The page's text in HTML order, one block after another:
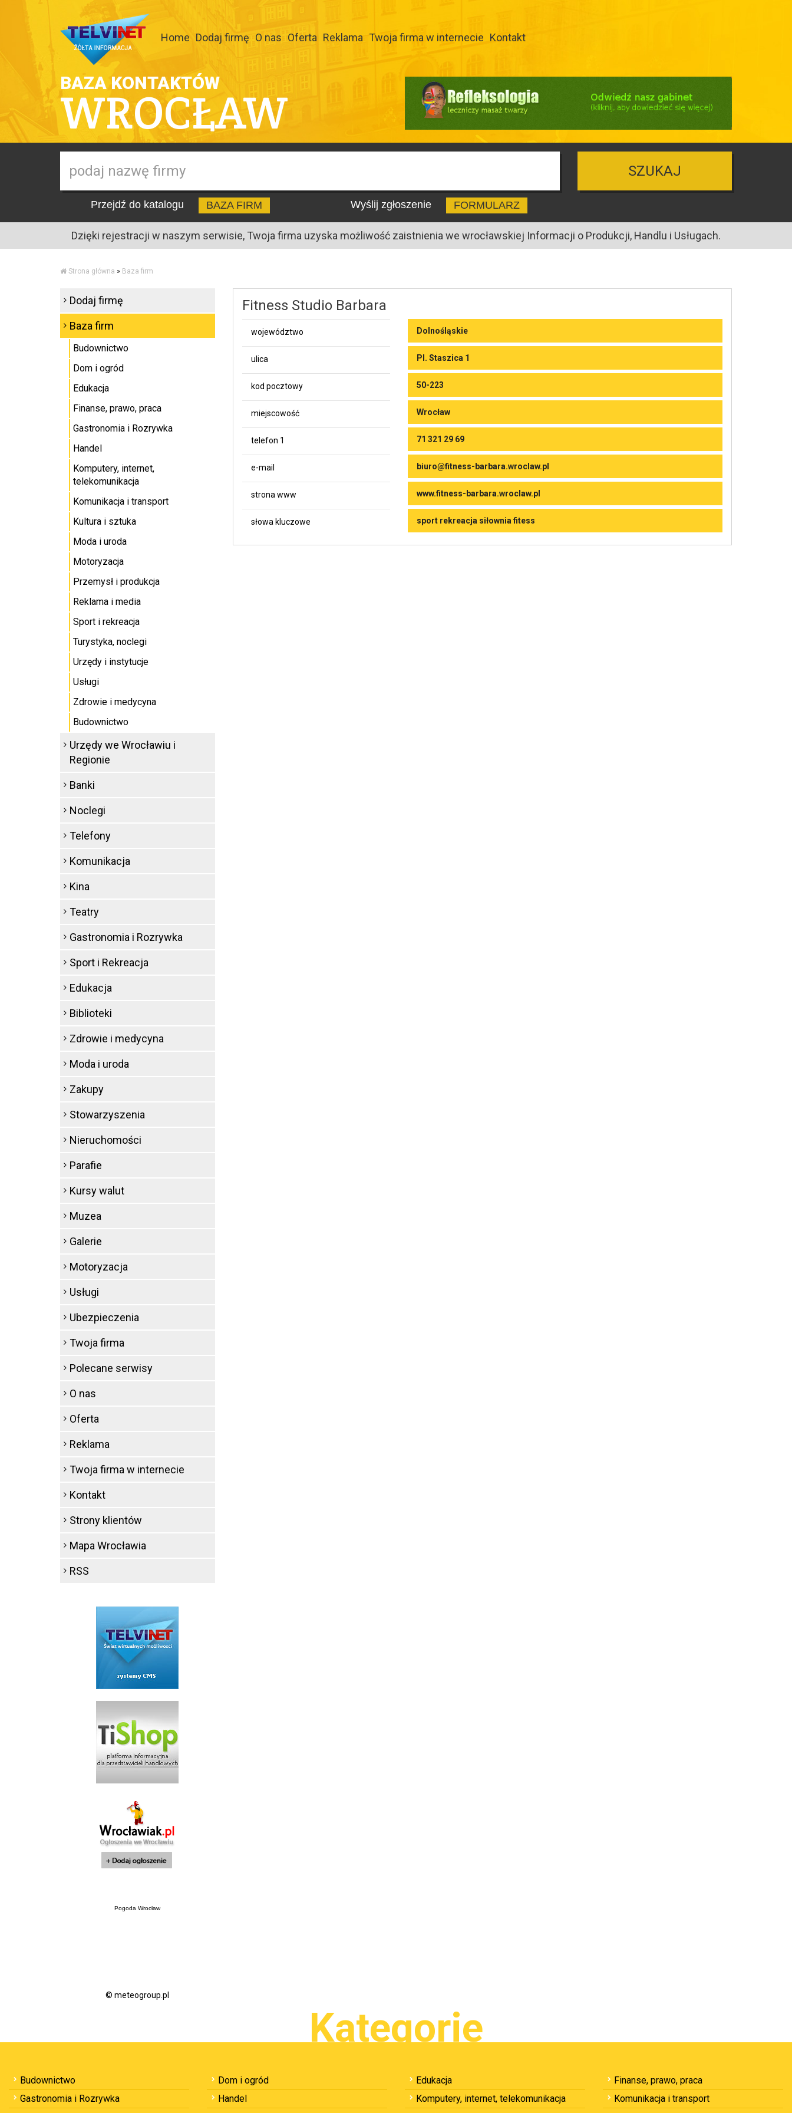
Home Dodaj firmę O nas Oferta Reklama Twoja firma w internecie Kontakt
BAZA KONTAKTÓW
WROCŁAW
SZUKAJ
Przejdź do katalogu BAZA FIRM Wyślij zgłoszenie FORMULARZ
Dzięki rejestracji w naszym serwisie, Twoja firma uzyska możliwość zaistnienia we wrocławskiej Informacji o Produkcji, Handlu i Usługach.
Strona główna » Baza firm
Fitness Studio Barbara
województwo Dolnośląskie
ulica Pl. Staszica 1
kod pocztowy 50-223
miejscowość Wrocław
telefon 1 71 321 29 69
e-mail biuro@fitness-barbara.wroclaw.pl
strona www www.fitness-barbara.wroclaw.pl
słowa kluczowe sport rekreacja siłownia fitess
Dodaj firmę
Baza firm
Budownictwo
Dom i ogród
Edukacja
Finanse, prawo, praca
Gastronomia i Rozrywka
Handel
Komputery, internet,
telekomunikacja
Komunikacja i transport
Kultura i sztuka
Moda i uroda
Motoryzacja
Przemysł i produkcja
Reklama i media
Sport i rekreacja
Turystyka, noclegi
Urzędy i instytucje
Usługi
Zdrowie i medycyna
Budownictwo
Urzędy we Wrocławiu i
Regionie
Banki
Noclegi
Telefony
Komunikacja
Kina
Teatry
Gastronomia i Rozrywka
Sport i Rekreacja
Edukacja
Biblioteki
Zdrowie i medycyna
Moda i uroda
Zakupy
Stowarzyszenia
Nieruchomości
Parafie
Kursy walut
Muzea
Galerie
Motoryzacja
Usługi
Ubezpieczenia
Twoja firma
Polecane serwisy
O nas
Oferta
Reklama
Twoja firma w internecie
Kontakt
Strony klientów
Mapa Wrocławia
RSS
Pogoda Wrocław
© meteogroup.pl
Kategorie
Budownictwo Dom i ogród Edukacja
Finanse, prawo, praca
Gastronomia i Rozrywka
Handel Komputery, internet, telekomunikacja
Komunikacja i transport